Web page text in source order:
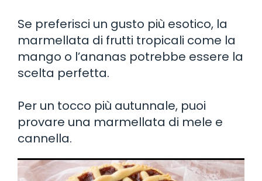
Se preferisci un gusto più esotico, la
marmellata di frutti tropicali come la
mango o l’ananas potrebbe essere la
scelta perfetta.
Per un tocco più autunnale, puoi
provare una marmellata di mele e
cannella.